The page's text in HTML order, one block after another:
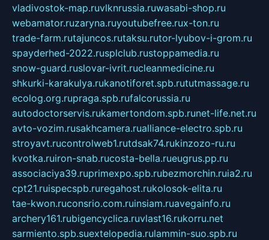
vladivostok-map.ruvlknrussia.ruwasabi-shop.ru
webamator.ruzaryna.ruyoutubefree.rux-ton.ru
trade-farm.rutajuncos.rutaksu.rutor-lyubov-i-grom.ru
spayderhed-2022.rusplclub.rustoppamedia.ru
snow-guard.ruslovar-ivrit.rucleanmedicine.ru
shkurki-karakulya.rukanotiforet.spb.rututmassage.ru
ecolog.org.rupraga.spb.rufalcorussia.ru
autodoctorservis.rukamertondom.spb.runet-life.net.ru
avto-vozim.rusakhcamera.rualliance-electro.spb.ru
stroyavt.rucontrolweb1.rutdsak74.rukinzozo-ru.ru
kvotka.ruiron-snab.rucosta-bella.rueugrus.pp.ru
associaciya39.ruprimexpo.spb.rubezmorchin.ruia2.ru
cpt21.ruispecspb.ruregahost.rukolosok-elita.ru
tae-kwon.ruconsrio.com.ruinsiam.ruavegainfo.ru
archery161.rubigencyclica.ruvlast16.rukorru.net
sarmiento.spb.suextelopedia.rulammin-suo.spb.ru